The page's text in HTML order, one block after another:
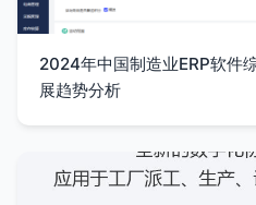
2024年中国制造业ERP软件
展趋势分析